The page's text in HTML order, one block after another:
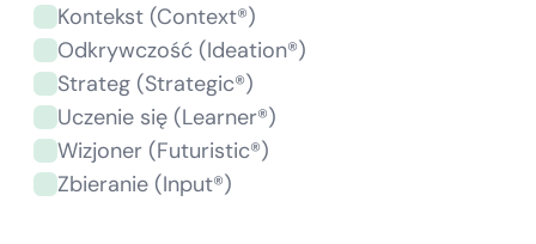
Kontekst (Context®)
Odkrywczość (Ideation®)
Strateg (Strategic®)
Uczenie się (Learner®)
Wizjoner (Futuristic®)
Zbieranie (Input®)